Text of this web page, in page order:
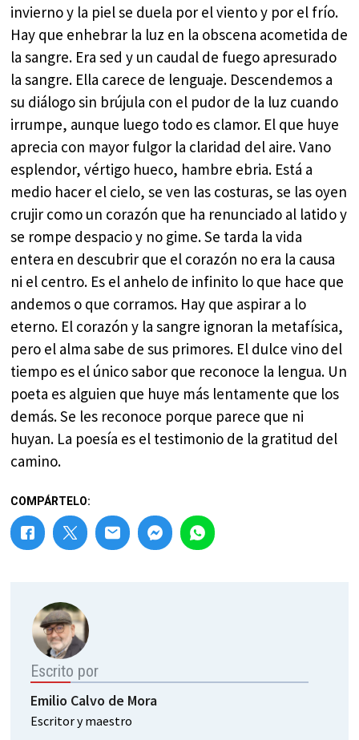
invierno y la piel se duela por el viento y por el frío.
Hay que enhebrar la luz en la obscena acometida de
la sangre. Era sed y un caudal de fuego apresurado
la sangre. Ella carece de lenguaje. Descendemos a
su diálogo sin brújula con el pudor de la luz cuando
irrumpe, aunque luego todo es clamor. El que huye
aprecia con mayor fulgor la claridad del aire. Vano
esplendor, vértigo hueco, hambre ebria. Está a
medio hacer el cielo, se ven las costuras, se las oyen
crujir como un corazón que ha renunciado al latido y
se rompe despacio y no gime. Se tarda la vida
entera en descubrir que el corazón no era la causa
ni el centro. Es el anhelo de infinito lo que hace que
andemos o que corramos. Hay que aspirar a lo
eterno. El corazón y la sangre ignoran la metafísica,
pero el alma sabe de sus primores. El dulce vino del
tiempo es el único sabor que reconoce la lengua. Un
poeta es alguien que huye más lentamente que los
demás. Se les reconoce porque parece que ni
huyan. La poesía es el testimonio de la gratitud del
camino.
COMPÁRTELO:
Escrito por
Emilio Calvo de Mora
Escritor y maestro